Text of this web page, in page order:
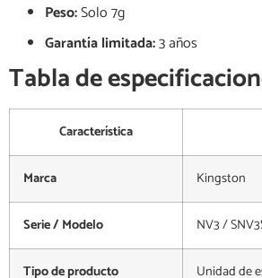
Peso:Solo 7g
Garantía limitada:3 años
Tabla de
Característica
Marca Kingston
Serie / Modelo NV3 /
Tipo de producto Unidad de